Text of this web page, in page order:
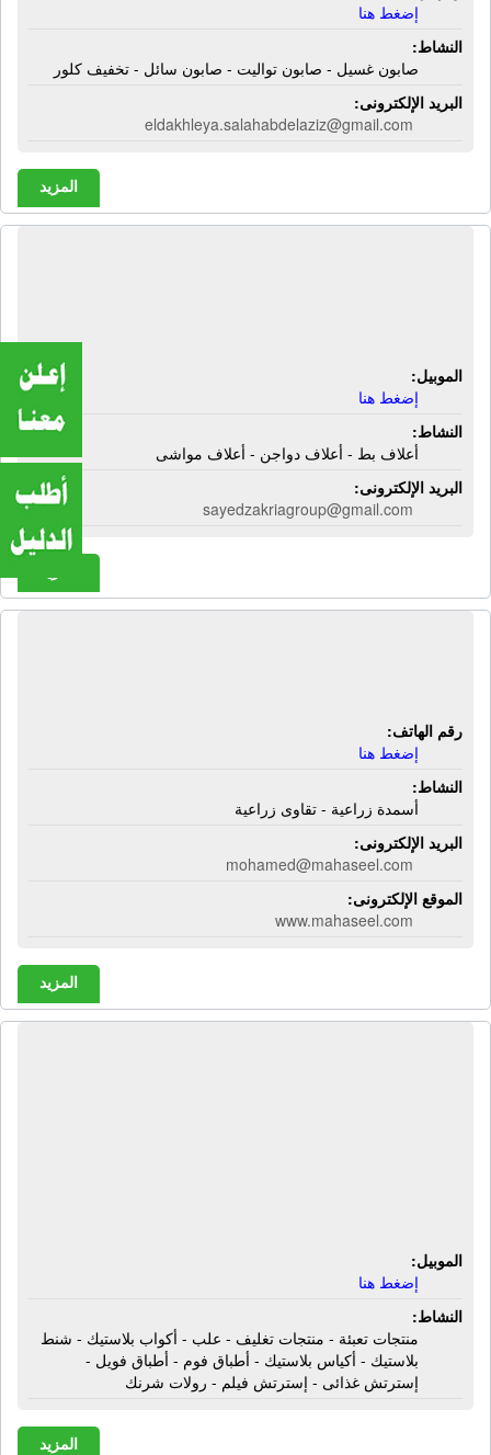
إضغط هنا
النشاط:
صابون غسيل - صابون تواليت - صابون سائل - تخفيف كلور
البريد الإلكترونى:
eldakhleya.salahabdelaziz@gmail.com
المزيد
الموبيل:
إضغط هنا
النشاط:
أعلاف بط - أعلاف دواجن - أعلاف مواشى
البريد الإلكترونى:
sayedzakriagroup@gmail.com
رقم الهاتف:
إضغط هنا
النشاط:
أسمدة زراعية - تقاوى زراعية
البريد الإلكترونى:
mohamed@mahaseel.com
الموقع الإلكترونى:
www.mahaseel.com
المزيد
الموبيل:
إضغط هنا
النشاط:
منتجات تعبئة - منتجات تغليف - علب - أكواب بلاستيك - شنط
بلاستيك - أكياس بلاستيك - أطباق فوم - أطباق فويل -
إسترتش غذائى - إسترتش فيلم - رولات شرنك
المزيد